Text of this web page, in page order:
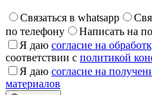
Связаться в whatsapp
по телефону
Написать на
Я даю согласие на
соответствии с политикой
Я даю согласие на
материалов